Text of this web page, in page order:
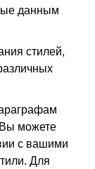
данным
стилей,
Вы можете
с вашими
Для